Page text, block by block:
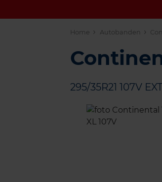
Home Autobanden
295/35R21 107V